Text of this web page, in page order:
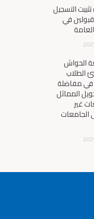
التسجيل
في
الحواش
الطلاب
في مفاضلة
المماثل
غير
الجامعات